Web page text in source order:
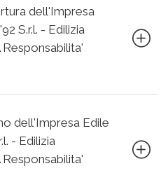
dell'Impresa
S.r.l. - Edilizia
dell'Impresa Edile
- Edilizia